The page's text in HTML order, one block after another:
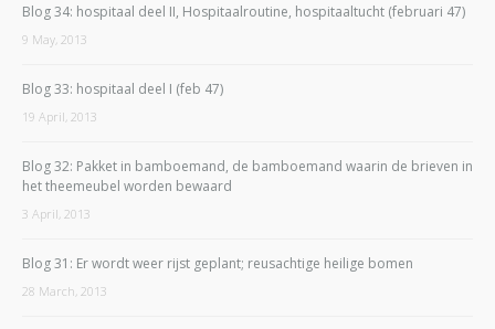
Blog 34: hospitaal deel II, Hospitaalroutine, hospitaaltucht (februari 47)
9 May, 2013
Blog 33: hospitaal deel I (feb 47)
19 April, 2013
Blog 32: Pakket in bamboemand, de bamboemand waarin de brieven in
het theemeubel worden bewaard
3 April, 2013
Blog 31: Er wordt weer rijst geplant; reusachtige heilige bomen
28 March, 2013